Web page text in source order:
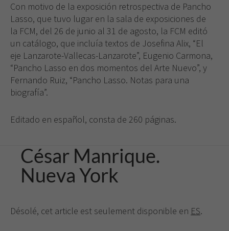
Con motivo de la exposición retrospectiva de Pancho
Lasso, que tuvo lugar en la sala de exposiciones de
la FCM, del 26 de junio al 31 de agosto, la FCM editó
un catálogo, que incluía textos de Josefina Alix, “El
eje Lanzarote-Vallecas-Lanzarote”, Eugenio Carmona,
“Pancho Lasso en dos momentos del Arte Nuevo”, y
Fernando Ruiz, “Pancho Lasso. Notas para una
biografía”.
Editado en español, consta de 260 páginas.
César Manrique.
Nueva York
Désolé, cet article est seulement disponible en ES.